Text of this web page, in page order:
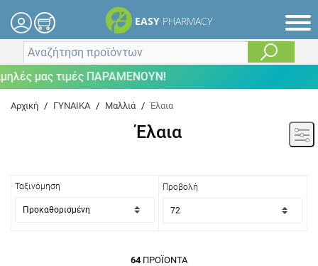
EASY PHARMACY
τιμές ΠΑΡΑΜΕΝΟΥΝ!
Αρχική / ΓΥΝΑΙΚΑ / Μαλλιά / Έλαια
Έλαια
Ταξινόμηση Προβολή
64ΠΡΟΪΌΝΤΑ